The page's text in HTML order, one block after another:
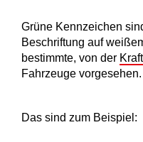
Grüne Kennzeichen
Beschriftung auf
bestimmte, von der
Fahrzeuge vorgesehen.
Das sind zum Beispiel: